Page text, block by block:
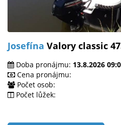
Josefína Valory classic
Doba pronájmu: 13.8.2026
Cena pronájmu:
Počet osob:
Počet lůžek: